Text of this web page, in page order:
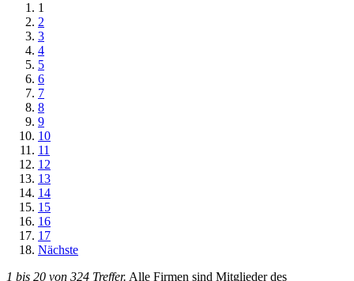
1
2
3
4
5
6
7
8
9
10
11
12
13
14
15
16
17
Nächste
1 bis 20 von 324 Treffer. Alle Firmen sind Mitglieder des